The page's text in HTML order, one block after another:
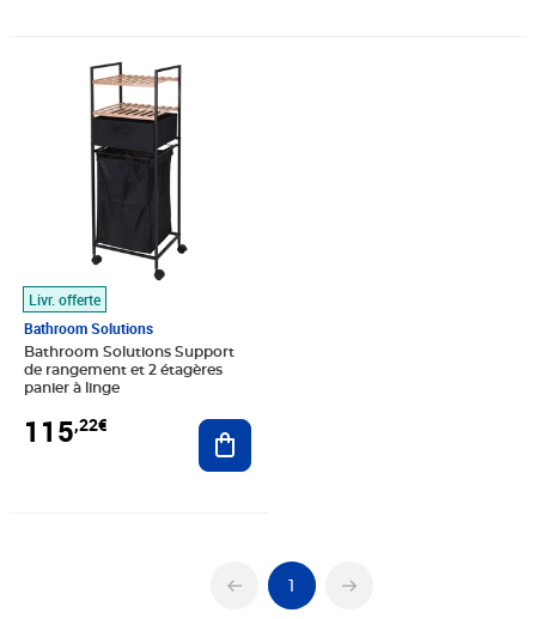
Livr. offerte
Bathroom Solutions
Bathroom Solutions Support
de rangement et 2 étagères
panier à linge
115,22€
Prix 115,22€
Ajouter au panier
1